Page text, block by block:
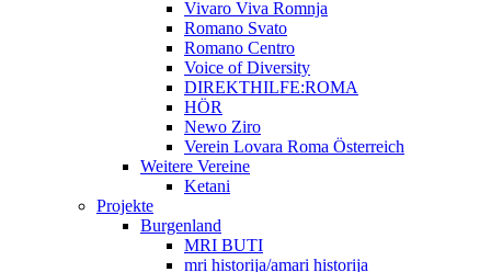
Vivaro Viva Romnja
Romano Svato
Romano Centro
Voice of Diversity
DIREKTHILFE:ROMA
HÖR
Newo Ziro
Verein Lovara Roma Österreich
Weitere Vereine
Ketani
Projekte
Burgenland
MRI BUTI
mri historija/amari historija